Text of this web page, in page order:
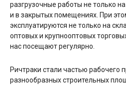
разгрузочные работы не только
и в закрытых помещениях. При
эксплуатируются не только на
оптовых и крупнооптовых
нас посещают регулярно.
Ричтраки стали частью рабочего
разнообразных строительных